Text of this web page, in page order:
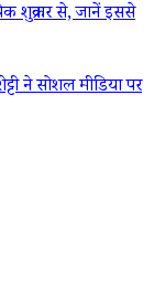
से, जानें इससे
ने सोशल मीडिया पर